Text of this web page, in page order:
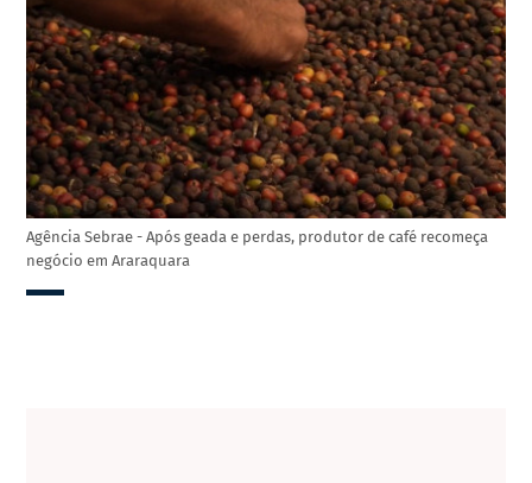
Agência Sebrae - Após geada e perdas, produtor de café recomeça
negócio em Araraquara